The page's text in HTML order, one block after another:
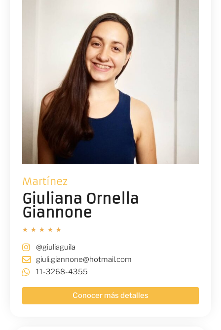
Martínez
Giuliana Ornella
Giannone
★ ★ ★ ★ ★
@giuliaguila
giuli.giannone@hotmail.com
11-3268-4355
Conocer más detalles